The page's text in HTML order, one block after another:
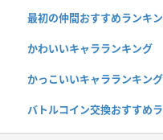
最初の仲間おすすめランキ
かわいいキャラランキング
かっこいいキャラランキング
バトルコイン交換おすすめ